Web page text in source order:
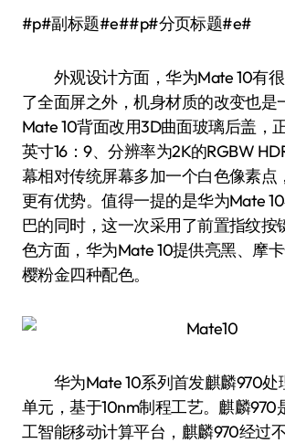
#p#副标题#e##p#分页标题#e#
外观设计方面，华为Mate 10有很
了全面屏之外，机身材质的改变也是
Mate 10背面改用3D曲面玻璃后盖，
英寸16：9、分辨率为2K的RGBW
幕相对传统屏幕多加一个白色像素点
更有优势。值得一提的是华为Mate
巴的同时，这一次采用了前置指纹按
色方面，华为Mate 10提供亮黑、摩
樱粉金四种配色。
华为Mate 10系列首发麒麟970处
单元，基于10nm制程工艺。麒麟970
工智能移动计算平台，麒麟970经过